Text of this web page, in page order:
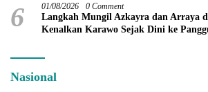
6 01/08/2026 0 Comment
Langkah Mungil Azkayra dan Arraya
Kenalkan Karawo Sejak Dini ke
Nasional